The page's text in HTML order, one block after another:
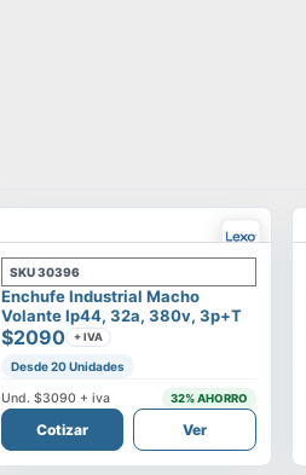
SKU30396
Enchufe Industrial Macho
Volante Ip44, 32a, 380v, 3p+t
$2090 + IVA
Desde 20 Unidades
Und. $3090 + iva 32% AHORRO
Cotizar Ver